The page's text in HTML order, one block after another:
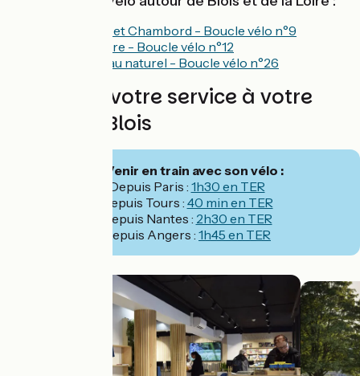
Entre Blois et Chambord - Boucle vélo n°9
Au fil de Loire - Boucle vélo n°12
La Beauce au naturel - Boucle vélo n°26
Ils sont à votre service à votre
arrivée à Blois
🚆 Venir en train avec son vélo :
Depuis Paris : 1h30 en TER
Depuis Tours : 40 min en TER
Depuis Nantes : 2h30 en TER
Depuis Angers : 1h45 en TER